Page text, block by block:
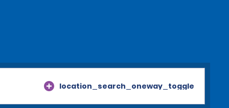
location_search_oneway_toggle